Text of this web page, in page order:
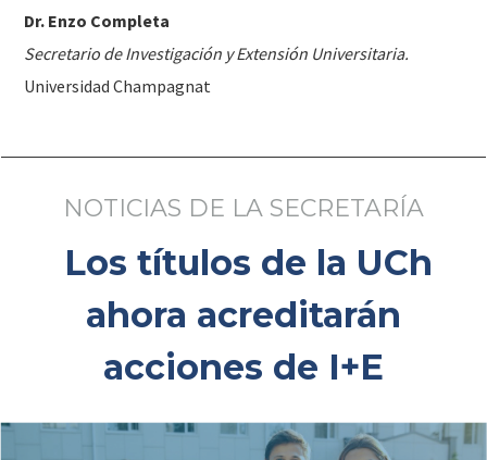
Dr. Enzo Completa
Secretario de Investigación y Extensión Universitaria.
Universidad Champagnat
NOTICIAS DE LA SECRETARÍA
Los títulos de la UCh
ahora acreditarán
acciones de I+E